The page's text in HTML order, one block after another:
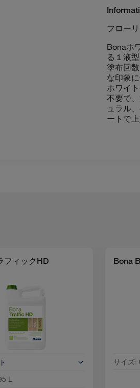
フロー
Bonaホ
る１液
塗布回
な印象
ホワイ
不要で
ュラル
ートで
フィックHD
L
Bona
サイズ: